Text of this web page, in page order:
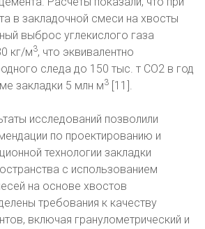
в закладочной смеси на хвосты
выброс углекислого газа
кг/м3, что эквивалентно
следа до 150 тыс. т CO2 в год
закладки 5 млн м3 [11].
исследований позволили
по проектированию и
технологии закладки
с использованием
на основе хвостов
требования к качеству
включая гранулометрический и